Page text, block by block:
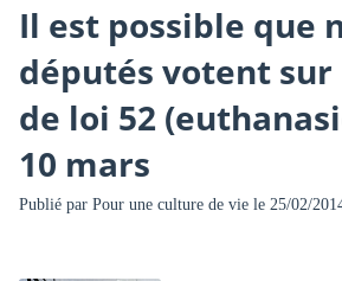
Il est possible que
députés votent
de loi 52
10 mars
Publié par Pour une culture de viele 25/02/